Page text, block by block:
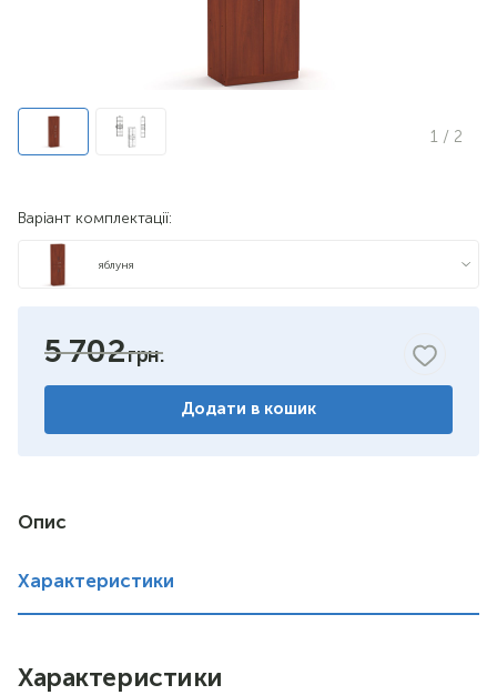
1 / 2
Варіант комплектації:
яблуня
горіх
5 702
Додати в кошик
Опис
Характеристики
Характеристики